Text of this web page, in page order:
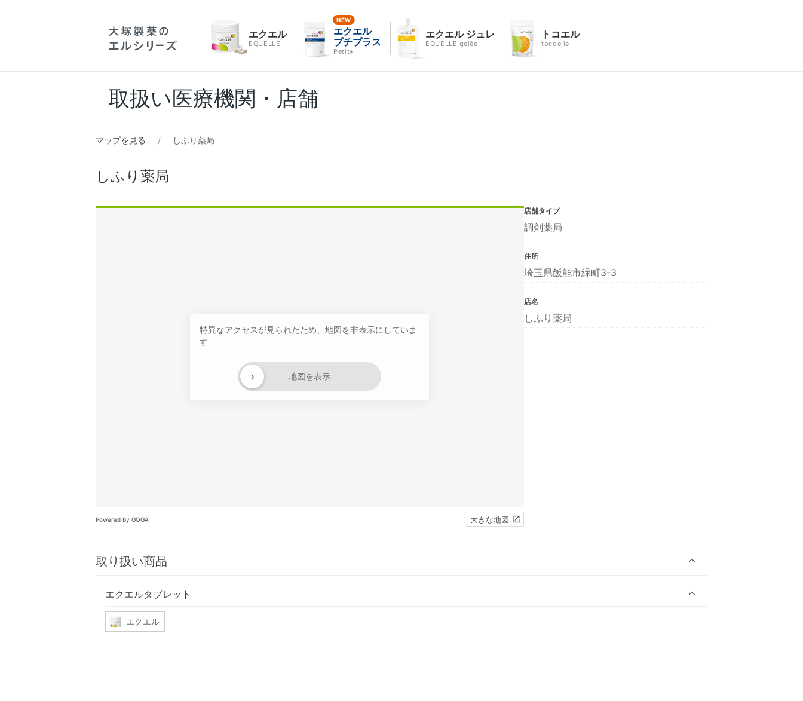
エクエル
EQUELLE
エクエル
プチプラス
Petit+
エクエル ジュレ
EQUELLE gelée
トコエル
tocoelle
取扱い医療機関・店舗
マップを見る しふり薬局
しふり薬局
特異なアクセスが見られたため、地図を非表示にしていま
す
地図を表示
›
Powered by GOGA 大きな地図
取り扱い商品
エクエルタブレット
エクエル
店舗タイプ
調剤薬局
住所
埼玉県飯能市緑町3-3
店名
しふり薬局